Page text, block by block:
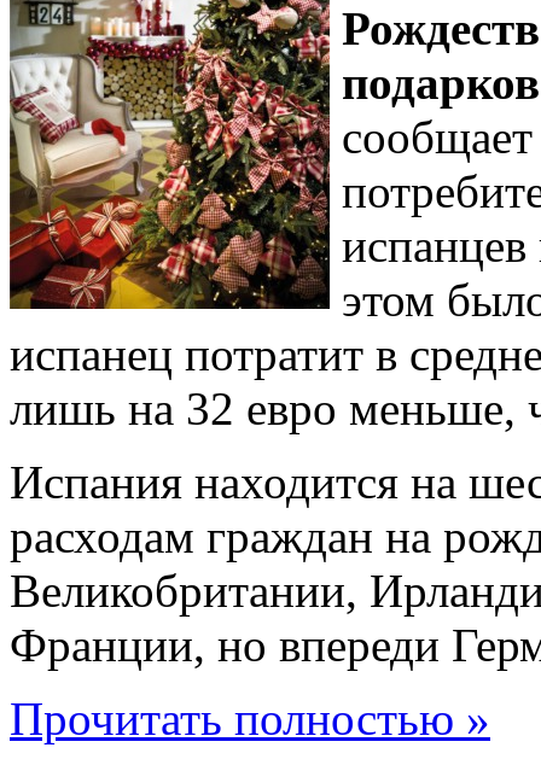
этом
испанец потратит в
лишь на 32 евро меньше,
Испания находится на
расходам граждан на
Великобритании,
Франции, но впереди
Прочитать полностью »